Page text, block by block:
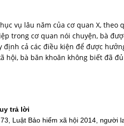
vụ lâu năm của cơ quan X, theo
trong cơ quan nói chuyện, bà
định cả các điều kiện để được
hội, bà băn khoăn không biết đã
trả lời
Luật Bảo hiểm xã hội 2014, người